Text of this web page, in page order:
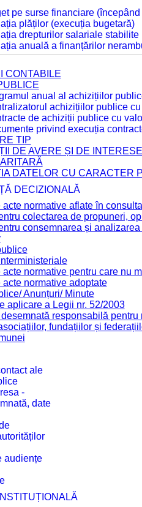
pe surse financiare
plăților (execuția bugetară)
drepturilor salariale
anuală a finanțărilor
CONTABILE
anual al achizițiilor
achizițiilor publice
de achiziții publice cu
privind execuția
TIP
DE AVERE ȘI DE INTERESE
DATELOR CU CARACTER
DECIZIONALĂ
acte normative aflate în
colectarea de propuneri,
consemnarea și
normative pentru care nu
normative adoptate
Anunțuri/ Minute
aplicare a Legii nr. 52/2003
responsabilă
fundațiilor și
ale
-
date
audiențe